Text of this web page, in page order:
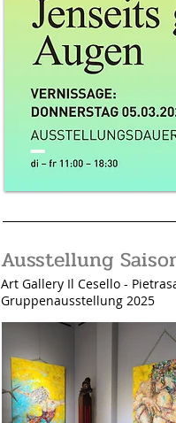
Ausstellung
Art Gallery Il Cesello -
Gruppenausstellung 2025